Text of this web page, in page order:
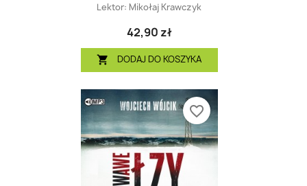
Lektor: Mikołaj Krawczyk
42,90 zł
 DODAJ DO KOSZYKA
favorite_border